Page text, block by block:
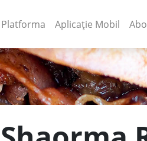
Platforma (current)
Aplicație Mobil